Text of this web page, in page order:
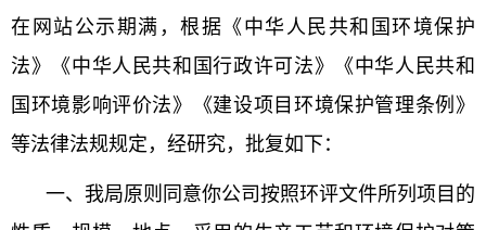
在网站公示期满，根据《中华人民共和国环境保护
法》《中华人民共和国行政许可法》《中华人民共和
国环境影响评价法》《建设项目环境保护管理条例》
等法律法规规定，经研究，批复如下：
一、我局原则同意你公司按照环评文件所列项目的